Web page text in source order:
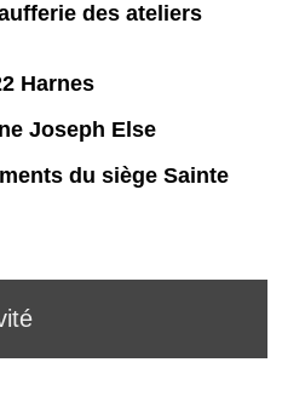
des ateliers
Harnes
Joseph Else
du siège Sainte